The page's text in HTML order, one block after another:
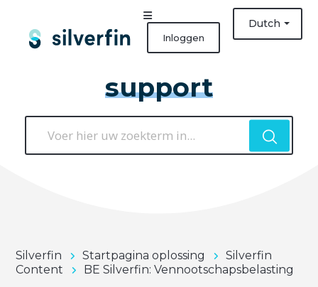
Dutch
Inloggen
support
Silverfin Startpagina oplossing
Silverfin
Content
BE Silverfin: Vennootschapsbelasting